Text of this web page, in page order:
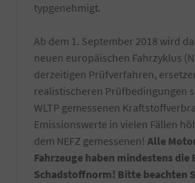
typgenehmigt.
Ab dem 1. September 2018 wird
neuen europäischen Fahrzyklus
derzeitigen Prüfverfahren,
realistischeren Prüfbedingungen
WLTP gemessenen
Emissionswerte in vielen Fällen
dem NEFZ gemessenen! Alle
Fahrzeuge haben mindestens die
Schadstoffnorm! Bitte beachten